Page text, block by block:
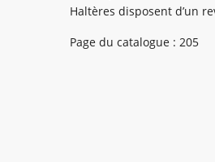
Haltères disposent d’un
Page du catalogue : 205